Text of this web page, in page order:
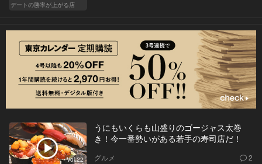
デートの勝率が上がる店
Vol.22
うにもいくらも山盛りのゴージャス太巻
き！今一番勢いがある若手の寿司店だ！
グルメ 2